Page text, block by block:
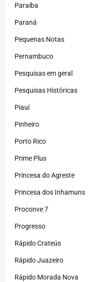
Paraíba
Paraná
Pequenas Notas
Pernambuco
Pesquisas em geral
Pesquisas Históricas
Piauí
Pinheiro
Porto Rico
Prime Plus
Princesa do Agreste
Princesa dos Inhamuns
Proconve 7
Progresso
Rápido Crateús
Rápido Juazeiro
Rápido Morada Nova